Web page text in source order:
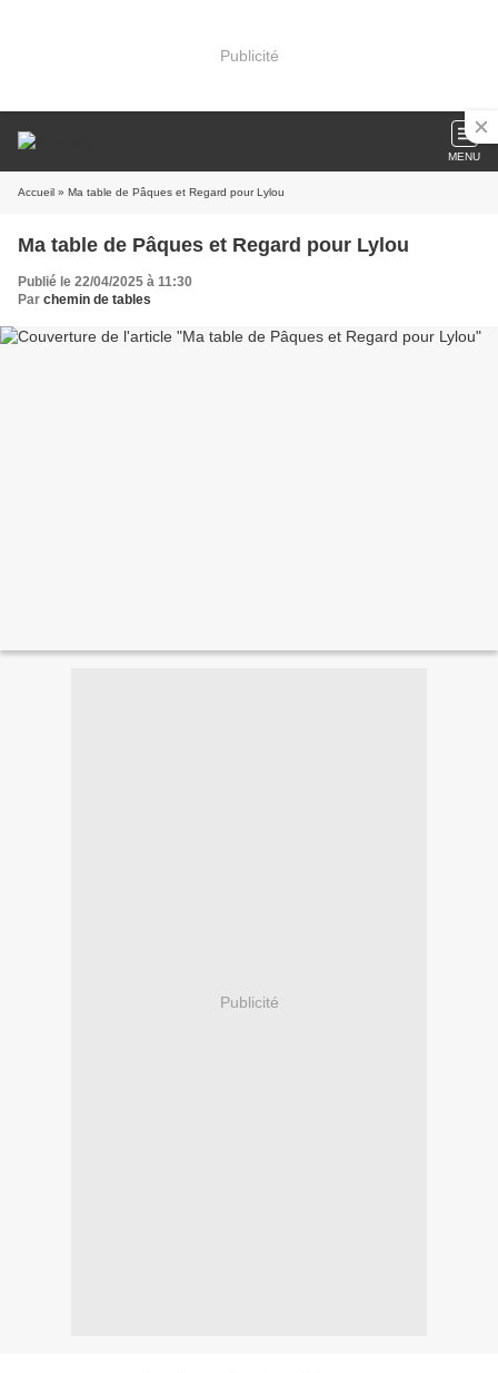
Publicité
MENU
Accueil » Ma table de Pâques et Regard pour Lylou
Ma table de Pâques et Regard pour Lylou
Publié le 22/04/2025 à 11:30
Par chemin de tables
Publicité